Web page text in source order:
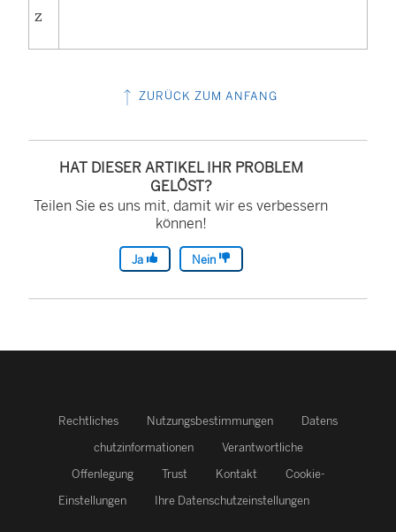
z
ZURÜCK ZUM ANFANG
HAT DIESER ARTIKEL IHR PROBLEM
GELÖST?
Teilen Sie es uns mit, damit wir es verbessern
können!
Ja Nein
Rechtliches Nutzungsbestimmungen
Datens
chutzinformationen
Verantwortliche
Offenlegung
Trust Kontakt
Cookie-
Einstellungen
Ihre Datenschutzeinstellungen